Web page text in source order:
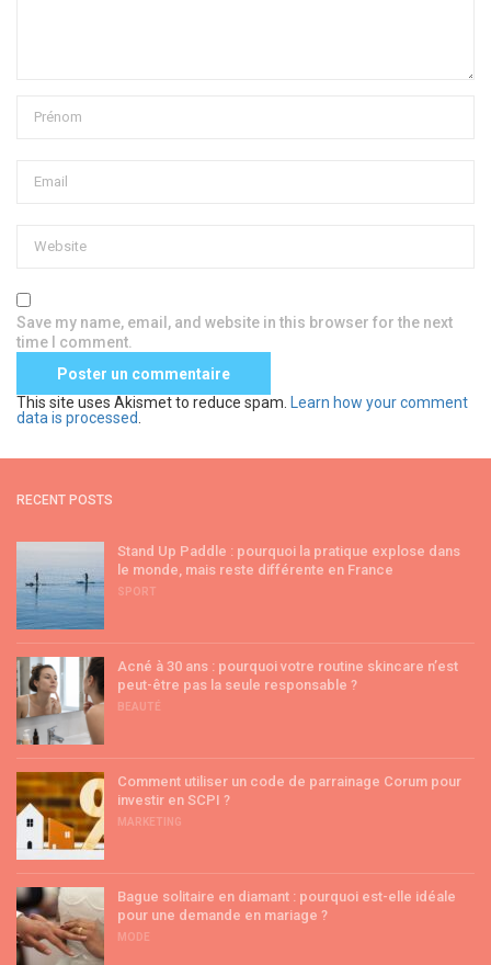
Save my name, email, and website in this browser for the next
time I comment.
This site uses Akismet to reduce spam.
Learn how your comment
data is processed
RECENT POSTS
Stand Up Paddle : pourquoi la pratique explose dans
le monde, mais reste différente en France
SPORT
Acné à 30 ans : pourquoi votre routine skincare n’est
peut-être pas la seule responsable ?
BEAUTÉ
Comment utiliser un code de parrainage Corum pour
investir en SCPI ?
MARKETING
Bague solitaire en diamant : pourquoi est-elle idéale
pour une demande en mariage ?
MODE